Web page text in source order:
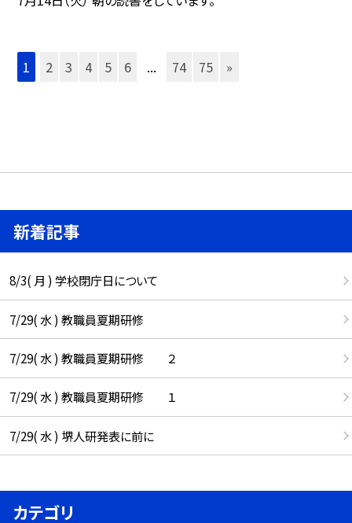
1 2 3 4 5 6 ... 74 75 »
新着記事
8/3( 月 ) 学校閉庁日について
7/29( 水 ) 教職員夏期研修
7/29( 水 ) 教職員夏期研修 ２
7/29( 水 ) 教職員夏期研修 １
7/29( 水 ) 堺人研発表に前に
カテゴリ